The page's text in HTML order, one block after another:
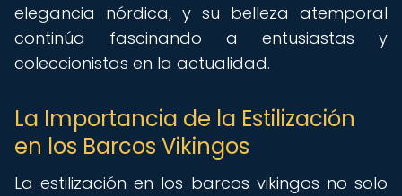
elegancia nórdica, y su belleza atemporal
continúa fascinando a entusiastas y
coleccionistas en la actualidad.
La Importancia de la Estilización
en los Barcos Vikingos
La estilización en los barcos vikingos no solo